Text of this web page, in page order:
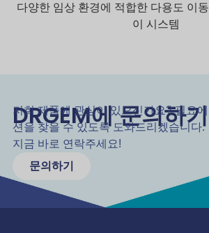
다양한 임상 환경에 적합한 다용도 이
이 시스템
DRGEM에 문의하기
저희 제품에 관심이 있으신가요? 필요
션을 찾을 수 있도록 도와드리겠습니다.
지금 바로 연락주세요!
문의하기